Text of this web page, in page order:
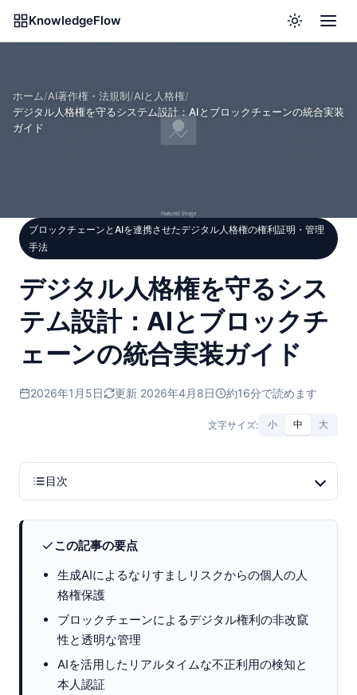
KnowledgeFlow
ホーム/AI著作権・法規制/AIと人格権/
デジタル人格権を守るシステム設計：AIとブロックチェーンの統合実装
ガイド
ブロックチェーンとAIを連携させたデジタル人格権の権利証明・管理
手法
デジタル人格権を守るシス
テム設計：AIとブロックチ
ェーンの統合実装ガイド
2026年1月5日 更新 2026年4月8日 約16分で読めます
文字サイズ: 小 中 大
目次
この記事の要点
生成AIによるなりすましリスクからの個人の人
格権保護
ブロックチェーンによるデジタル権利の非改竄
性と透明な管理
AIを活用したリアルタイムな不正利用の検知と
本人認証